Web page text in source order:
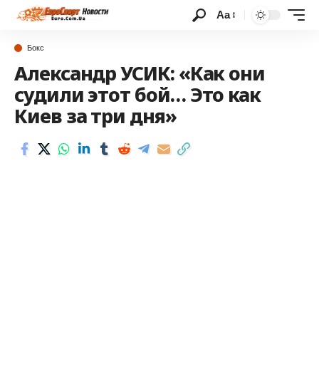
Аа
Бокс
Александр УСИК: «Как они
судили этот бой… Это как
Киев за три дня»